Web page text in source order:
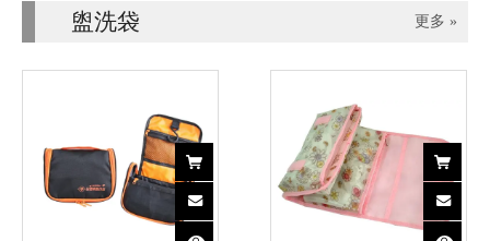
盥洗袋 更多 »